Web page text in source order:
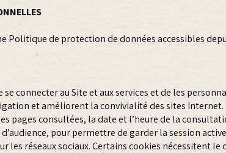
Politique de protection de données accessibles
connecter au Site et aux services et de les
et améliorent la convivialité des sites
pages consultées, la date et l’heure de la
pour permettre de garder la session
les réseaux sociaux. Certains cookies nécessitent